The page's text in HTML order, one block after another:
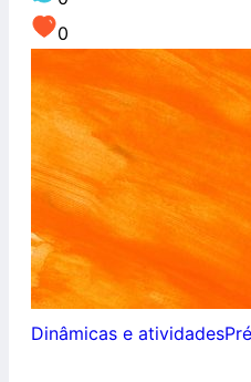
0
Dinâmicas e atividades